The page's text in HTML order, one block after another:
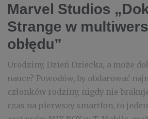
Marvel Studios
Strange w
obłędu”
Urodziny, Dzień Dziecka, a może
nauce? Powodów, by obdarować
członków rodziny, nigdy nie
czas na pierwszy smartfon, to